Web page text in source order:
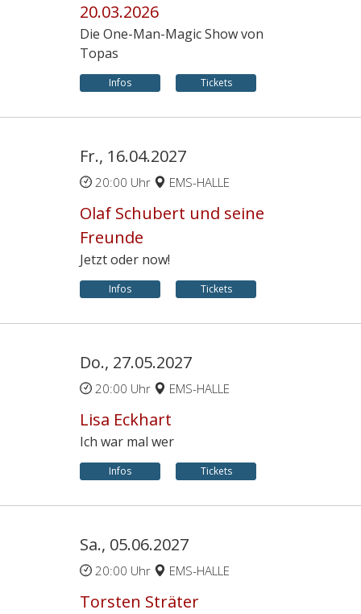
20.03.2026
Die One-Man-Magic Show von
Topas
Infos Tickets
Fr., 16.04.2027
20:00 Uhr EMS-HALLE
Olaf Schubert und seine
Freunde
Jetzt oder now!
Infos Tickets
Do., 27.05.2027
20:00 Uhr EMS-HALLE
Lisa Eckhart
Ich war mal wer
Infos Tickets
Sa., 05.06.2027
20:00 Uhr EMS-HALLE
Torsten Sträter